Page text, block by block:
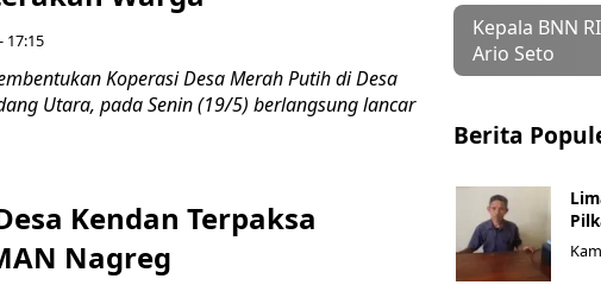
17:15
Koperasi Desa Merah Putih di Desa
Utara, pada Senin (19/5) berlangsung lancar
Kendan Terpaksa
Nagreg
Kepala BNN
Ario Seto
Berita